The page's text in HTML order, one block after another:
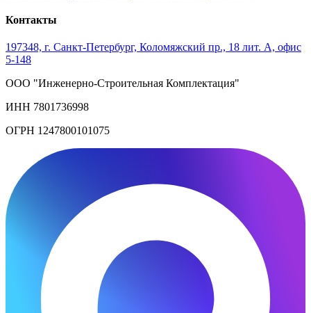
Контакты
197348, г. Санкт-Петербург, Коломяжский пр., 18 лит. А, офис
5-148
ООО "Инженерно-Строительная Комплектация"
ИНН 7801736998
ОГРН 1247800101075